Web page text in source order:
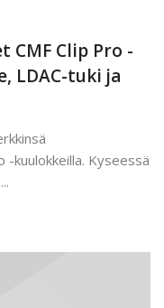
Clip Pro -
LDAC-tuki ja
-kuulokkeilla. Kyseessä